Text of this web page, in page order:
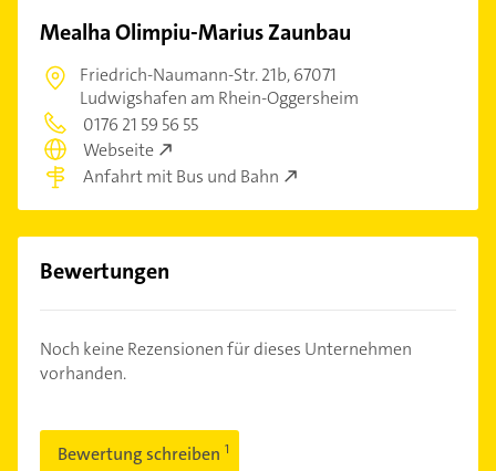
Mealha Olimpiu-Marius Zaunbau
Friedrich-Naumann-Str. 21b,67071
Ludwigshafen am Rhein-Oggersheim
0176 21 59 56 55
Webseite
Anfahrt mit Bus und Bahn
Bewertungen
Noch keine Rezensionen für dieses Unternehmen
vorhanden.
Bewertung schreiben